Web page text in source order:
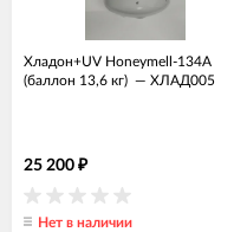
Хладон+UV Honeymell-134А
(баллон 13,6 кг) — ХЛАД005
25 200 ₽
Нет в наличии